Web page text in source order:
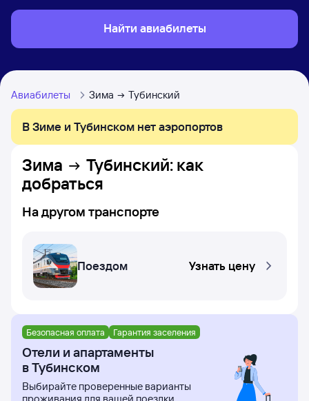
Найти авиабилеты
Авиабилеты Зима Тубинский
В Зиме и Тубинском нет аэропортов
Зима Тубинский: как
добраться
На другом транспорте
Поездом Узнать цену
Безопасная оплата Гарантия заселения
Отели и апартаменты
в Тубинском
Выбирайте проверенные варианты